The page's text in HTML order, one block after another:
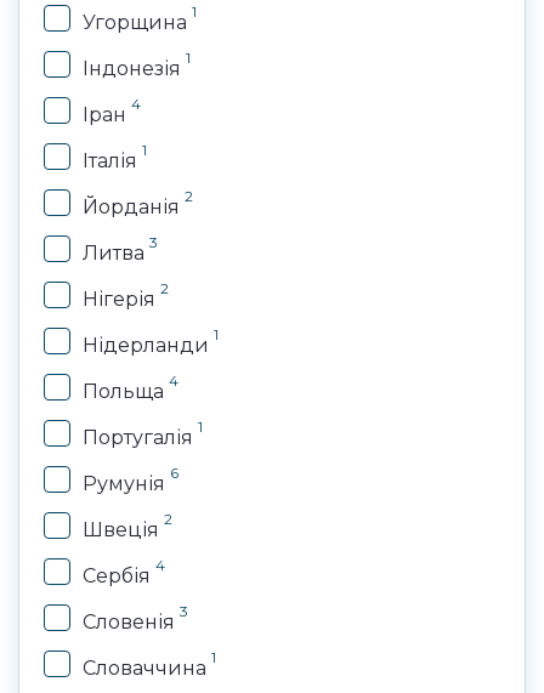
Угорщина 1
Індонезія 1
Іран 4
Італія 1
Йорданія 2
Литва 3
Нігерія 2
Нідерланди 1
Польща 4
Португалія 1
Румунія 6
Швеція 2
Сербія 4
Словенія 3
Словаччина 1